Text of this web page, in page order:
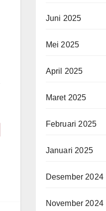
Juni 2025
Mei 2025
April 2025
Maret 2025
Februari 2025
Januari 2025
Desember 2024
November 2024